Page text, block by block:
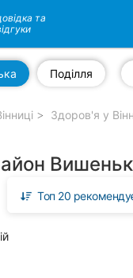
та
Поділля
Здоров'я у
Топ 20